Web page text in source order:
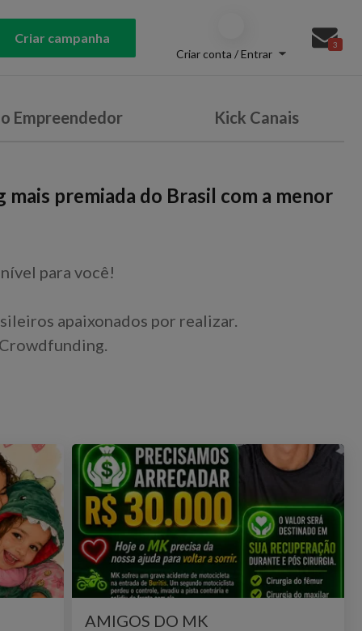
Criar campanha
Criar conta / Entrar
3
Empreendedor Kick Canais
premiada do Brasil com a menor
para você!
apaixonados por realizar.
AMIGOS DO MK